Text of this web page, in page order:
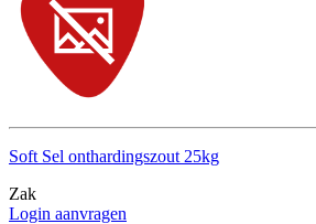
Soft Sel onthardingszout 25kg
Zak
Login aanvragen